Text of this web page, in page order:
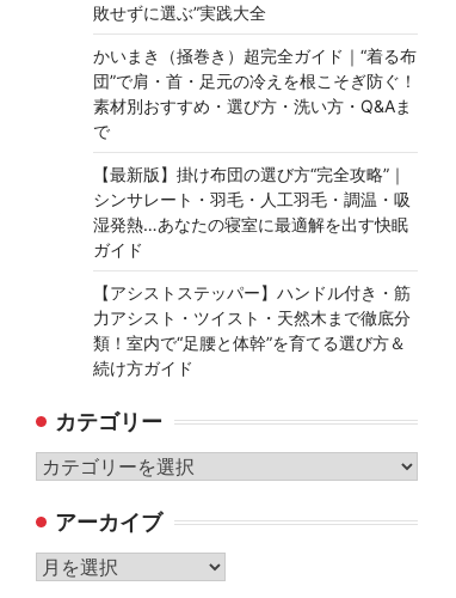
敗せずに選ぶ”実践大全
かいまき（掻巻き）超完全ガイド｜“着る布
団”で肩・首・足元の冷えを根こそぎ防ぐ！
素材別おすすめ・選び方・洗い方・Q&Aま
で
【最新版】掛け布団の選び方“完全攻略”｜
シンサレート・羽毛・人工羽毛・調温・吸
湿発熱…あなたの寝室に最適解を出す快眠
ガイド
【アシストステッパー】ハンドル付き・筋
力アシスト・ツイスト・天然木まで徹底分
類！室内で“足腰と体幹”を育てる選び方＆
続け方ガイド
カテゴリー
カ
ゴ
リ
ー
アーカイブ
ア